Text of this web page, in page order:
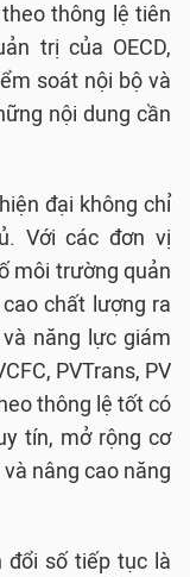
thông lệ tiên
trị của OECD,
soát nội bộ và
nội dung cần
đại không chỉ
Với các đơn vị
môi trường quản
chất lượng ra
năng lực giám
PVTrans, PV
thông lệ tốt có
tín, mở rộng cơ
nâng cao năng
đổi số tiếp tục là